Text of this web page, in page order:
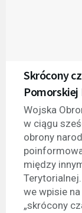
Skrócony
Wojska
w ciągu
obrony
między
we wpisie
„skrócony